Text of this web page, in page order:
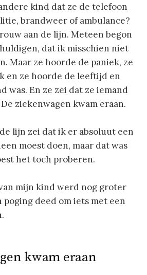
kind dat ze de telefoon
brandweer of ambulance?
aan de lijn. Meteen begon
dat ik misschien niet
Maar ze hoorde de paniek, ze
en ze hoorde de leeftijd en
was. En ze zei dat ze iemand
ziekenwagen kwam eraan.
lijn zei dat ik er absoluut een
moest doen, maar dat was
het toch proberen.
mijn kind werd nog groter
poging deed om iets met een
kwam eraan